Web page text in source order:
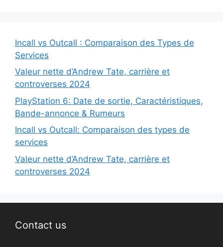
Incall vs Outcall : Comparaison des Types de
Services
Valeur nette d’Andrew Tate, carrière et
controverses 2024
PlayStation 6: Date de sortie, Caractéristiques,
Bande-annonce & Rumeurs
Incall vs Outcall: Comparaison des types de
services
Valeur nette d’Andrew Tate, carrière et
controverses 2024
Contact us